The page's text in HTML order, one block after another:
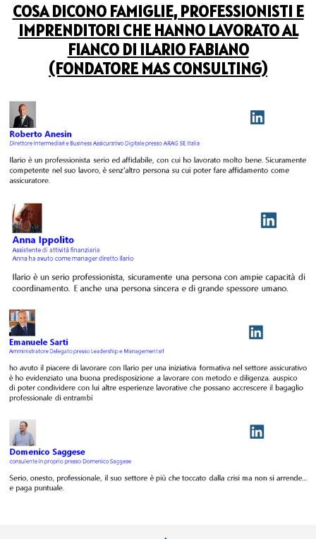
COSA DICONO FAMIGLIE, PROFESSIONISTI E
IMPRENDITORI CHE HANNO LAVORATO AL
FIANCO DI ILARIO FABIANO
(FONDATORE MAS CONSULTING)